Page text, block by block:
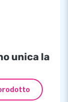
unica la